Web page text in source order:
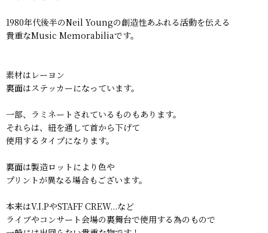
1980年代後半のNeil Youngの創造性あふれる活動を伝える
貴重なMusic Memorabiliaです。
素材はレーヨン
裏面はステッカーになっています。
一部、ラミネートされているものもあります。
それらは、紐を通して首から下げて
使用するタイプになります。
裏面は製造ロットにより色や
プリントが異なる場合もございます。
本来はV.I.PやSTAFF CREW...など
ライブやコンサート会場の裏舞台で使用する為のもので